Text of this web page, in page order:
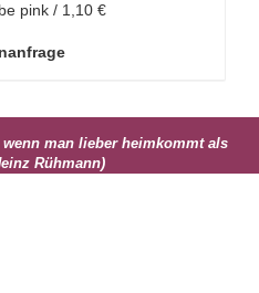
pink / 1,10 €
man lieber heimkommt als
Rühmann)